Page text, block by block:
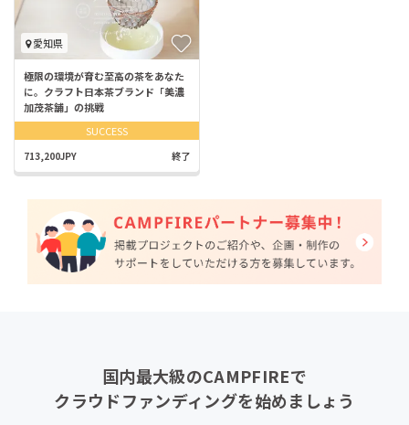
愛知県
極限の環境が育む至高の茶をあなた
に。クラフト日本茶ブランド「美濃
加茂茶舗」の挑戦
SUCCESS
713,200JPY 終了
国内最大級のCAMPFIREで
クラウドファンディングを始めましょう